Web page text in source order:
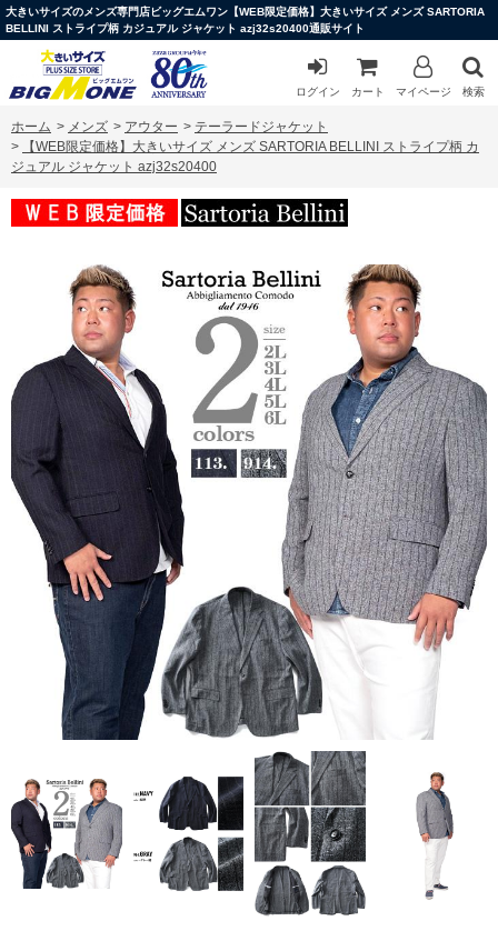
大きいサイズのメンズ専門店ビッグエムワン【WEB限定価格】大きいサイズ メンズ SARTORIA
BELLINI ストライプ柄 カジュアル ジャケット azj32s20400通販サイト
ログイン カート マイページ 検索
ホーム > メンズ > アウター > テーラードジャケット
>
【WEB限定価格】大きいサイズ メンズ SARTORIA BELLINI ストライプ柄 カ
ジュアル ジャケット azj32s20400